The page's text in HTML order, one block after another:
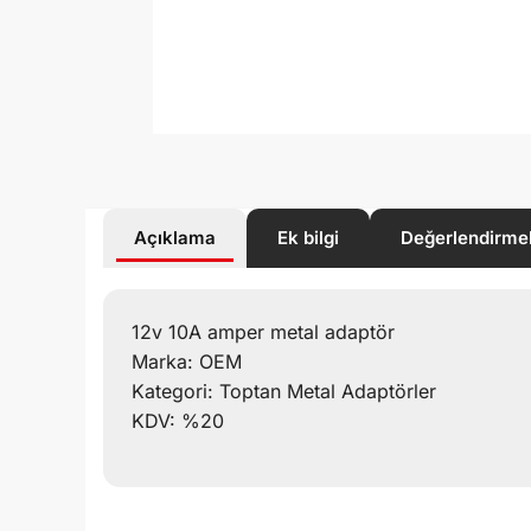
Açıklama Ek bilgi
12v 10A amper metal adaptör
Marka: OEM
Kategori: Toptan Metal Adaptörler
KDV: %20